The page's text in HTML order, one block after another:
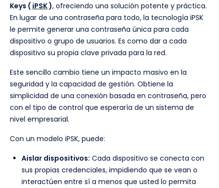
Keys ( iPSK), ofreciendo una solución potente y práctica.
En lugar de una contraseña para todo, la tecnología iPSK
le permite generar una contraseña única para cada
dispositivo o grupo de usuarios. Es como dar a cada
dispositivo su propia clave privada para la red.
Este sencillo cambio tiene un impacto masivo en la
seguridad y la capacidad de gestión. Obtiene la
simplicidad de una conexión basada en contraseña, pero
con el tipo de control que esperaría de un sistema de
nivel empresarial.
Con un modelo iPSK, puede:
Aislar dispositivos: Cada dispositivo se conecta con
sus propias credenciales, impidiendo que se vean o
interactúen entre sí a menos que usted lo permita